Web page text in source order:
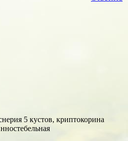
5 кустов, криптокорина